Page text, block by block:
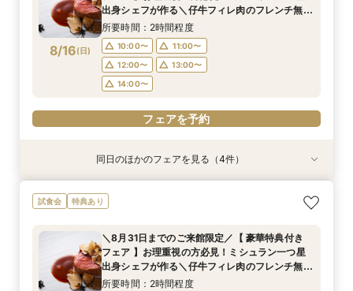
8/15(土) 15:00〜
16:00〜
17:00〜
18:00〜
19:00〜
フェアを予約
8/15(土) 10:00〜
11:00〜
12:00〜
13:00〜
14:00〜
フェアを予約
8/15(土) 15:00〜
16:00〜
17:00〜
18:00〜
19:00〜
フェアを予約
8/15(土)
20:00〜
フェアを予約
8/16(日)
出身シェフが作る＼仔牛フィレ肉のフレンチ無料
試食／ 不安解消* お2人安心相談会も◎
所要時間：2時間程度
10:00〜
11:00〜
12:00〜
13:00〜
14:00〜
フェアを予約
特典あり
8/16(日)
＼8月31日までのご来館限定／【 豪華特典付き
フェア 】お理重視の方必見！ミシュラン一つ星
試食／ 不安解消* お2人安心相談会も◎
所要時間：2時間程度
15:00〜
16:00〜
17:00〜
18:00〜
特典あり
8/16(日)
【限定BIGフェア】お料理重視の方必見！ ミシュ
ラン一つ星出身シェフが作る 仔牛フィレ肉のフ
談会も
所要時間：2時間程度
10:00〜
11:00〜
12:00〜
13:00〜
特典あり
8/16(日)
【限定BIGフェア】お料理重視の方必見！ ミシュ
ラン一つ星出身シェフが作る 仔牛フィレ肉のフ
談会も
所要時間：2時間程度
15:00〜
16:00〜
17:00〜
18:00〜
特典あり
8/16(日)
【お仕事帰りのお二人へ♪】美食フレンチも食べ
れる、90分クイック相談会！
18:00〜
19:00〜
20:00〜
同日のほかのフェアを見る（4件）
試食会 特典あり
＼8月31日までのご来館限定／【 豪華特典付き
フェア 】お理重視の方必見！ミシュラン一つ星
出身シェフが作る＼仔牛フィレ肉のフレンチ無料
試食／ 不安解消* お2人安心相談会も◎
所要時間：2時間程度